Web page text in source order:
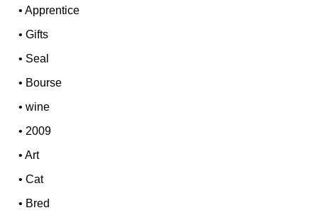
•Apprentice
•Gifts
• Seal
• Bourse
•wine
• 2009
•Art
•Cat
• Bred